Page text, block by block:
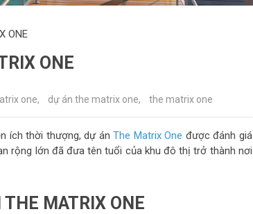
ONE
ONE
one, dự án the matrix one, the matrix one
ích thời thượng, dự ánThe Matrix One được đánh giá
rộng lớn đã đưa tên tuổi của khu đô thị trở thành nơi
MATRIX ONE